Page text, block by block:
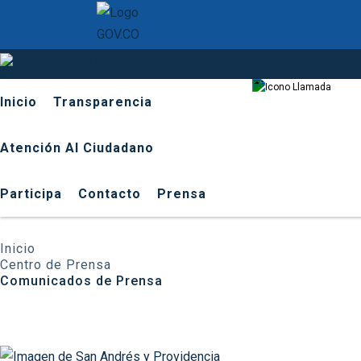
Inicio Transparencia
Atención Al Ciudadano
Participa Contacto Prensa
Inicio
Centro de Prensa
Comunicados de Prensa